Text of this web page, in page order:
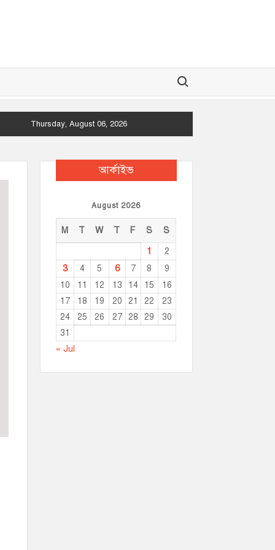
Search for:
Thursday, August 06, 2026
আর্কাইভ
August 2026
M T W T F S S
1 2
3 4 5 6 7 8
9
10
11 12 13 14 15
16
17
18 19 20 21 22
23
24
25 26 27 28 29
30
31
« Jul